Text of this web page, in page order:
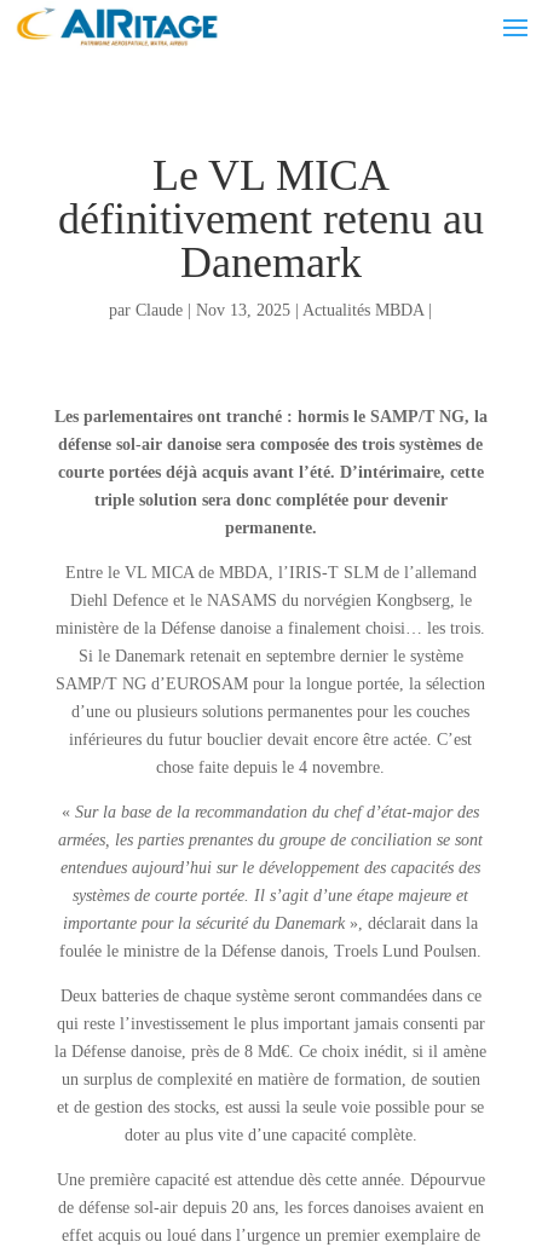
Le VL MICA
définitivement retenu au
Danemark
parClaude |Nov 13, 2025 |Actualités MBDA|
Les parlementaires ont tranché : hormis le SAMP/T NG, la
défense sol-air danoise sera composée des trois systèmes de
courte portées déjà acquis avant l’été. D’intérimaire, cette
triple solution sera donc complétée pour devenir
permanente.
Entre le VL MICA de MBDA, l’IRIS-T SLM de l’allemand
Diehl Defence et le NASAMS du norvégien Kongbserg, le
ministère de la Défense danoise a finalement choisi… les trois.
Si le Danemark retenait en septembre dernier le système
SAMP/T NG d’EUROSAM pour la longue portée, la sélection
d’une ou plusieurs solutions permanentes pour les couches
inférieures du futur bouclier devait encore être actée. C’est
chose faite depuis le 4 novembre.
«Sur la base de la recommandation du chef d’état-major des
armées, les parties prenantes du groupe de conciliation se sont
entendues aujourd’hui sur le développement des capacités des
systèmes de courte portée. Il s’agit d’une étape majeure et
importante pour la sécurité du Danemark », déclarait dans la
foulée le ministre de la Défense danois, Troels Lund Poulsen.
Deux batteries de chaque système seront commandées dans ce
qui reste l’investissement le plus important jamais consenti par
la Défense danoise, près de 8 Md€. Ce choix inédit, si il amène
un surplus de complexité en matière de formation, de soutien
et de gestion des stocks, est aussi la seule voie possible pour se
doter au plus vite d’une capacité complète.
Une première capacité est attendue dès cette année. Dépourvue
de défense sol-air depuis 20 ans, les forces danoises avaient en
effet acquis ou loué dans l’urgence un premier exemplaire de